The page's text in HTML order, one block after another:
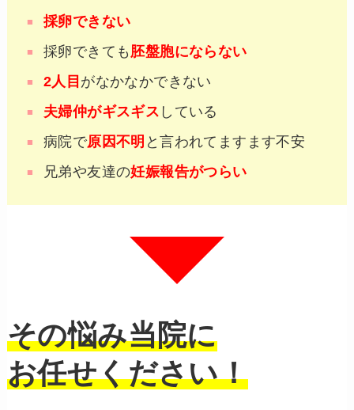
採卵できない
採卵できても 胚盤胞にならない
2人目 がなかなかできない
夫婦仲がギスギス している
病院で原因不明 と言われてますます不安
兄弟や友達の妊娠報告がつらい
その悩み当院に
お任せください！